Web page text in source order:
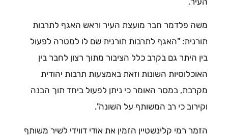
משה פלדמר חבר מועצת העיר וראש האגף לתרבות
תורנית: "האגף לתרבות תורנית שם לו למטרה לפעול
בין היתר גם בקרב כלל הציבור מתוך רצון לחבר בין
האוכלוסיות השונות וזאת באמצעות תרבות יהודית
מקרבת, במסר האומר כי ניתן לפעול ביחד תוך הבנה
וקירוב כי רב המשותף על השונה".
הזמר רמי קלינשטיין הזמין את אודי דווידי לשיר משותף